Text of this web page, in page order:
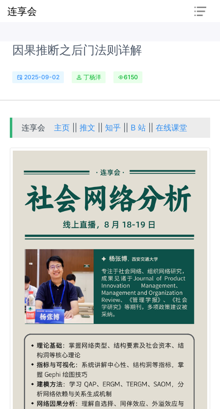
连享会
因果推断之后门法则详解
2025-09-02 丁杨洋 6150
连享会 主页 ||推文 ||知乎 B 站 ||在线课堂